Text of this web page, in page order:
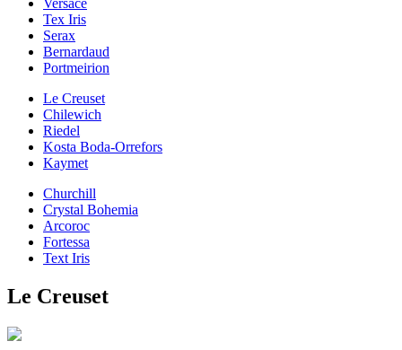
Tex Iris
Serax
Bernardaud
Portmeirion
Le Creuset
Chilewich
Riedel
Kosta Boda-Orrefors
Kaymet
Churchill
Crystal Bohemia
Arcoroc
Fortessa
Text Iris
Le Creuset